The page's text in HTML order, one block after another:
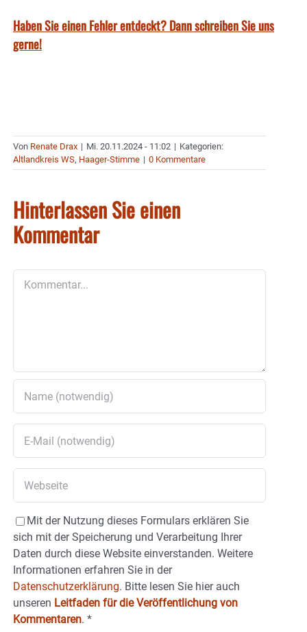
Haben Sie einen Fehler entdeckt? Dann schreiben Sie uns
gerne!
Von Renate Drax | Mi. 20.11.2024 - 11:02 | Kategorien:
Altlandkreis WS, Haager-Stimme | 0 Kommentare
Hinterlassen Sie einen
Kommentar
Mit der Nutzung dieses Formulars erklären Sie
sich mit der Speicherung und Verarbeitung Ihrer
Daten durch diese Website einverstanden. Weitere
Informationen erfahren Sie in der
Datenschutzerklärung. Bitte lesen Sie hier auch
unseren Leitfaden für die Veröffentlichung von
Kommentaren. *